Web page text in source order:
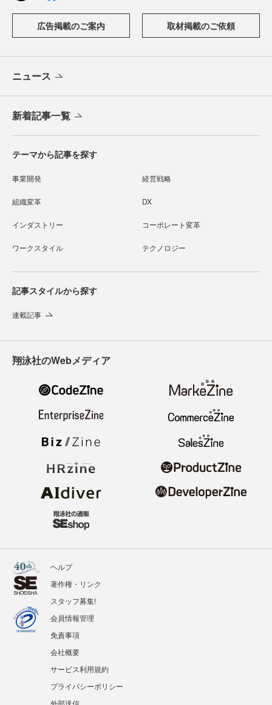
広告掲載のご案内 取材掲載のご依頼
ニュース
新着記事一覧
テーマから記事を探す
事業開発 経営戦略
組織変革 DX
インダストリー コーポレート変革
ワークスタイル テクノロジー
記事スタイルから探す
連載記事
翔泳社のWebメディア
ヘルプ
著作権・リンク
スタッフ募集!
会員情報管理
免責事項
会社概要
サービス利用規約
プライバシーポリシー
外部送信